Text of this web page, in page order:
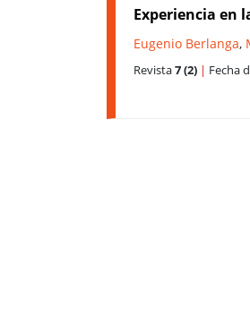
Experiencia en
Eugenio Berlanga,
Revista7 (2) | Fecha